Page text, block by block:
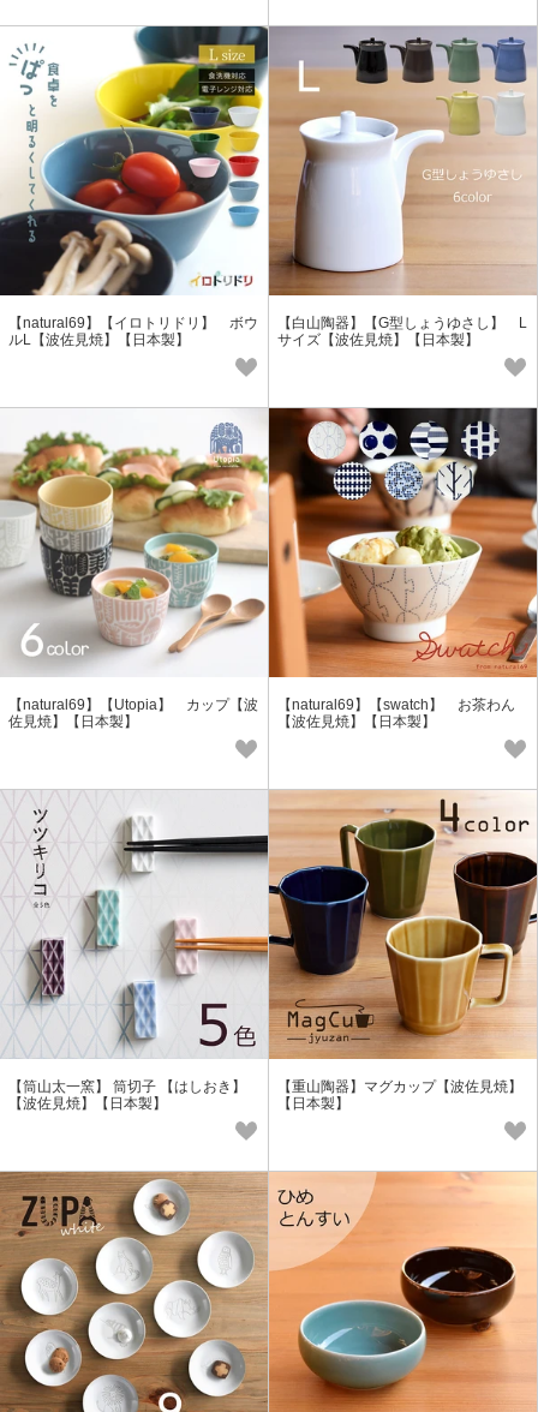
【natural69】【イロトリドリ】 ボウ
ルL【波佐見焼】【日本製】
【白山陶器】【G型しょうゆさし】 L
サイズ【波佐見焼】【日本製】
【natural69】【Utopia】 カップ【波
佐見焼】【日本製】
【natural69】【swatch】 お茶わん
【波佐見焼】【日本製】
【筒山太一窯】 筒切子 【はしおき】
【波佐見焼】【日本製】
【重山陶器】マグカップ【波佐見焼】
【日本製】